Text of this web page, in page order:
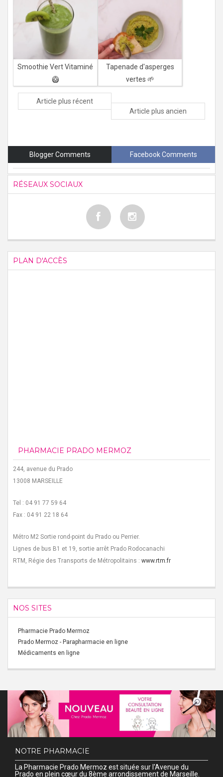
Smoothie Vert Vitaminé
🥝
Tapenade d'asperges
vertes 🌱
Article plus récent
Article plus ancien
Blogger Comments Facebook Comments
RÉSEAUX SOCIAUX
PLAN D'ACCÈS
PHARMACIE PRADO MERMOZ
244, avenue du Prado
13008 MARSEILLE
Tel : 04 91 77 59 64
Fax : 04 91 22 18 64
Métro M2 Sortie rond-point du Prado ou Perrier.
Lignes de bus B1 et 19, sortie arrêt Prado Rodocanachi
RTM, Régie des Transports de Métropolitains : www.rtm.fr
NOS SITES
Pharmacie Prado Mermoz
Prado Mermoz - Parapharmacie en ligne
Médicaments en ligne
NOTRE PHARMACIE
La Pharmacie Prado Mermoz est située sur l'Avenue du
Prado en plein cœur du 8ème arrondissement de Marseille.